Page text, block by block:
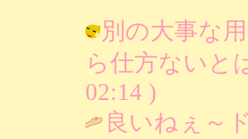
別の大事な
ら仕方ないと
02:14 )
良いねぇ～